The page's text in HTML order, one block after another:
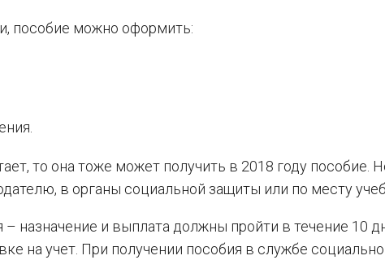
пособие можно оформить:
то она тоже может получить в 2018 году пособие.
в органы социальной защиты или по месту
– назначение и выплата должны пройти в течение 10
на учет. При получении пособия в службе